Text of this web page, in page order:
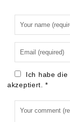
Ich habe die
akzeptiert. *